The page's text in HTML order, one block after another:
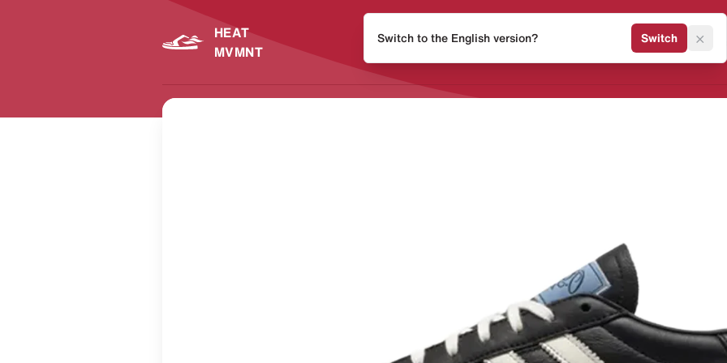
HEAT
MVMNT
Release Kalender Sneaker
Switch to the English version? Switch ×